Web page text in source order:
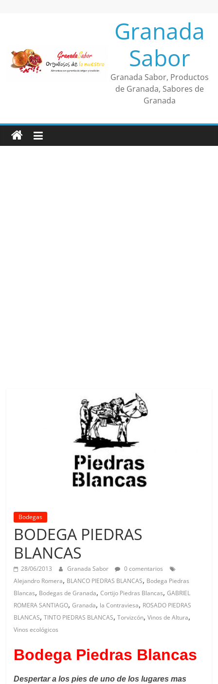
Granada
Sabor
Granada Sabor, Productos
de Granada, Sabores de
Granada
Bodegas
BODEGA PIEDRAS
BLANCAS
28/06/2013 Granada Sabor
0 comentarios
Alejandro Romera, BLANCO PIEDRAS BLANCAS, Bodega Piedras
Blancas, Bodegas de Granada,Cortijo Piedras Blancas,GABRIEL
ROMERA SANTIAGO,Granada, la Contraviesa, ROSADO PIEDRAS
BLANCAS,TINTO PIEDRAS BLANCAS,Torvizcón,Vinos de Altura,
Vinos ecológicos
Bodega Piedras Blancas
Despertar a los pies de uno de los lugares mas